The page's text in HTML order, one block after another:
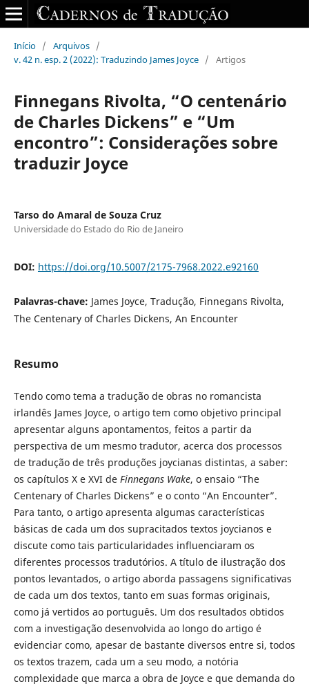
Início / Arquivos /
v. 42 n. esp. 2 (2022): Traduzindo James Joyce / Artigos
Finnegans Rivolta, “O centenário
de Charles Dickens” e “Um
encontro”: Considerações sobre
traduzir Joyce
Tarso do Amaral de Souza Cruz
Universidade do Estado do Rio de Janeiro
DOI: https://doi.org/10.5007/2175-7968.2022.e92160
Palavras-chave: James Joyce, Tradução, Finnegans Rivolta,
The Centenary of Charles Dickens, An Encounter
Resumo
Tendo como tema a tradução de obras no romancista
irlandês James Joyce, o artigo tem como objetivo principal
apresentar alguns apontamentos, feitos a partir da
perspectiva de um mesmo tradutor, acerca dos processos
de tradução de três produções joycianas distintas, a saber:
os capítulos X e XVI de Finnegans Wake, o ensaio “The
Centenary of Charles Dickens” e o conto “An Encounter”.
Para tanto, o artigo apresenta algumas características
básicas de cada um dos supracitados textos joycianos e
discute como tais particularidades influenciaram os
diferentes processos tradutórios. A título de ilustração dos
pontos levantados, o artigo aborda passagens significativas
de cada um dos textos, tanto em suas formas originais,
como já vertidos ao português. Um dos resultados obtidos
com a investigação desenvolvida ao longo do artigo é
evidenciar como, apesar de bastante diversos entre si, todos
os textos trazem, cada um a seu modo, a notória
complexidade que marca a obra de Joyce e que demanda do